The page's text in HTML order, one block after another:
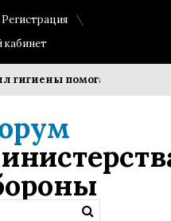
Регистрация
помогает сохранить